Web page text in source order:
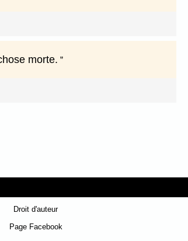
morte.
Droit d'auteur
Page Facebook